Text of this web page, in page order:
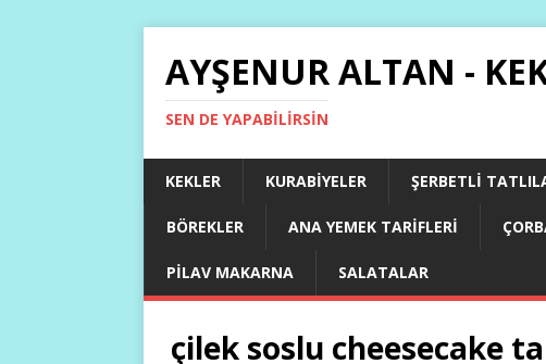
AYŞENUR ALTAN -
SEN DE YAPABILIRSIN
KEKLER KURABIYELER ŞERBETLI
BÖREKLER ANA YEMEK TARIFLERI
PILAV MAKARNA SALATALAR
çilek soslu cheesecake